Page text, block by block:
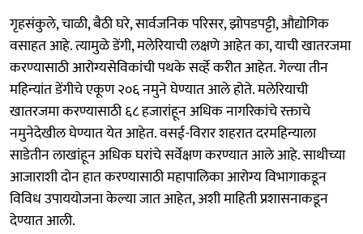
गृहसंकुले, चाळी, बैठी घरे, सार्वजनिक परिसर, झोपडपट्टी, औद्योगिक
वसाहत आहे. त्यामुळे डेंगी, मलेरियाची लक्षणे आहेत का, याची खातरजमा
करण्यासाठी आरोग्यसेविकांची पथके सर्व्हे करीत आहेत. गेल्या तीन
महिन्यांत डेंगीचे एकूण २०६ नमुने घेण्यात आले होते. मलेरियाची
खातरजमा करण्यासाठी ६८ हजारांहून अधिक नागरिकांचे रक्ताचे
नमुनेदेखील घेण्यात येत आहेत. वसई-विरार शहरात दरमहिन्याला
साडेतीन लाखांहून अधिक घरांचे सर्वेक्षण करण्यात आले आहे. साथीच्या
आजाराशी दोन हात करण्यासाठी महापालिका आरोग्य विभागाकडून
विविध उपाययोजना केल्या जात आहेत, अशी माहिती प्रशासनाकडून
देण्यात आली.